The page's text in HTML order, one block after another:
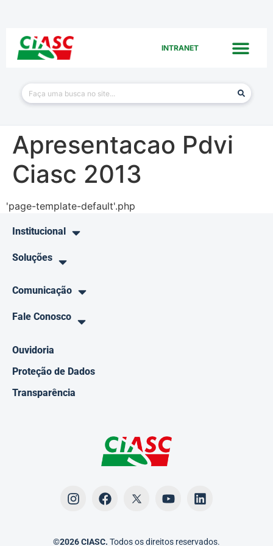
INTRANET
Apresentacao Pdvi
Ciasc 2013
'page-template-default'.php
Institucional
Soluções
Comunicação
Fale Conosco
Ouvidoria
Proteção de Dados
Transparência
©2026 CIASC. Todos os direitos reservados.